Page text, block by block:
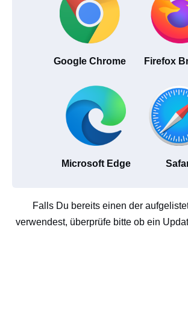
Google Chrome Firefox
Microsoft Edge
Falls Du bereits einen der
verwendest, überprüfe bitte ob ein